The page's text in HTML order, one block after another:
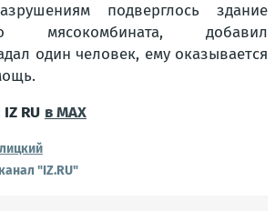
подверглось здание
мясокомбината, добавил
один человек, ему оказывается
RU в MAX
"IZ.RU"